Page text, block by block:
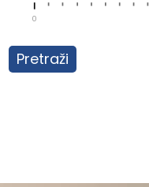
0
Pretraži